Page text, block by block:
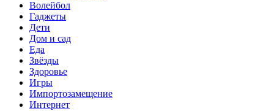
Волейбол
Гаджеты
Дети
Дом и сад
Еда
Звёзды
Здоровье
Игры
Импортозамещение
Интернет